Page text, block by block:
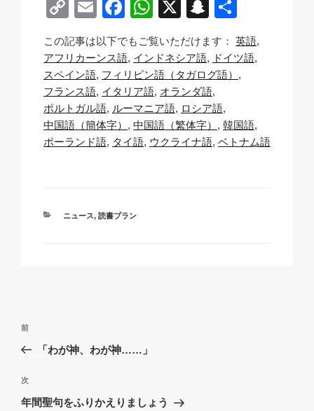
C
o
p
y
Li
n
k
E
m
ail
F
c
e
b
o
o
W
h
at
s
A
p
p
X
S
a
p
c
h
at
有
この記事は以下でもご覧いただけます： 英語
アフリカーンス語 インドネシア語
ドイツ語
スペイン語 フィリピン語（タガログ語）
フランス語 イタリア語 オランダ語
ポルトガル語 ルーマニア語 ロシア語
中国語（簡体字）
中国語（繁体字）
韓国語
ポーランド語 タイ語 ウクライナ語 ベトナム語
カ
ニュース, 読書プラン
投
ビ
ゲ
過
去
投
稿
前
「わが神、わが神……」
次
の
次
年間聖句をふりかえりましょう